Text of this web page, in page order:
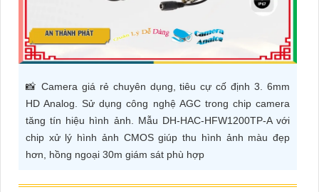
TƯ
VẤN
DỊCH
VỤ
📸 Camera giá rẻ chuyên dụng, tiêu cự cố định 3. 6mm
HD Analog. Sử dụng công nghệ AGC trong chip camera
tăng tín hiệu hình ảnh. Mẫu DH-HAC-HFW1200TP-A với
chip xử lý hình ảnh CMOS giúp thu hình ảnh màu đẹp
hơn, hồng ngoại 30m giám sát phù hợp